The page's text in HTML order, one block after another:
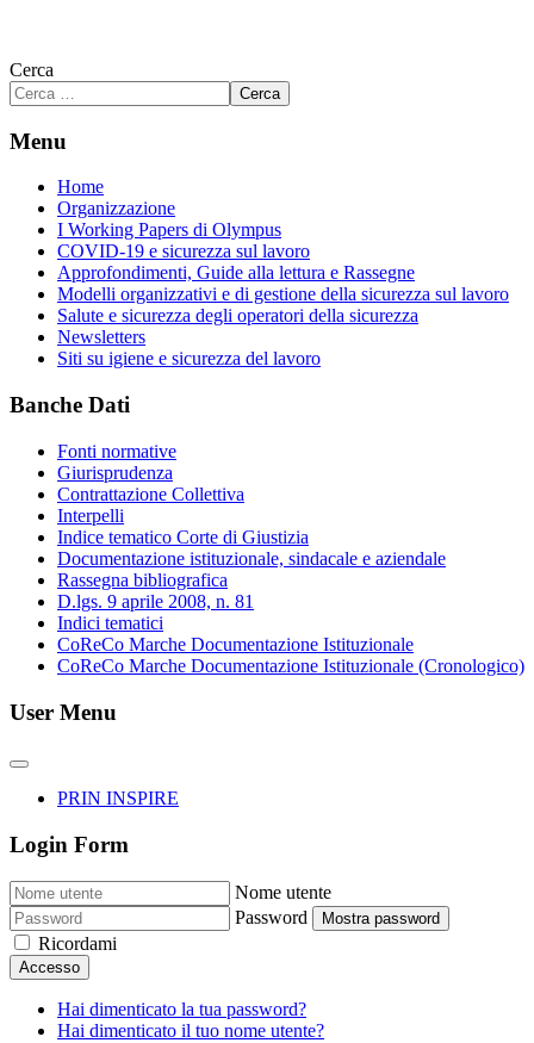
Cerca
Cerca
Menu
Home
Organizzazione
I Working Papers di Olympus
COVID-19 e sicurezza sul lavoro
Approfondimenti, Guide alla lettura e Rassegne
Modelli organizzativi e di gestione della sicurezza sul lavoro
Salute e sicurezza degli operatori della sicurezza
Newsletters
Siti su igiene e sicurezza del lavoro
Banche Dati
Fonti normative
Giurisprudenza
Contrattazione Collettiva
Interpelli
Indice tematico Corte di Giustizia
Documentazione istituzionale, sindacale e aziendale
Rassegna bibliografica
D.lgs. 9 aprile 2008, n. 81
Indici tematici
CoReCo Marche Documentazione Istituzionale
CoReCo Marche Documentazione Istituzionale (Cronologico)
User Menu
PRIN INSPIRE
Login Form
Nome utente
Password
Mostra password
Ricordami
Accesso
Hai dimenticato la tua password?
Hai dimenticato il tuo nome utente?